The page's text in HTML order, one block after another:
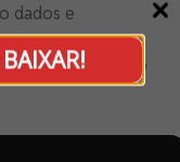
dados e
digital, meu foco